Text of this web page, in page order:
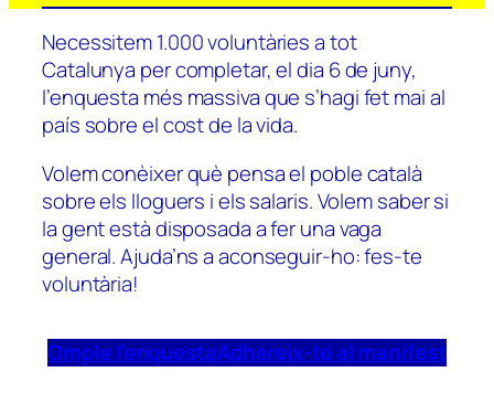
Necessitem 1.000 voluntàries a tot
Catalunya per completar, el dia 6 de juny,
l’enquesta més massiva que s’hagi fet mai al
país sobre el cost de la vida.
Volem conèixer què pensa el poble català
sobre els lloguers i els salaris. Volem saber si
la gent està disposada a fer una vaga
general. Ajuda’ns a aconseguir-ho: fes-te
voluntària!
Omple l’enquestaAdhereix-te al manifest